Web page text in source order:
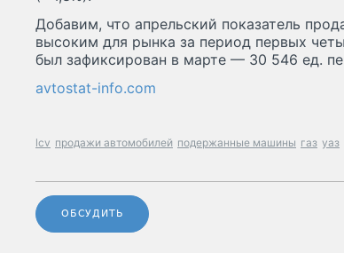
Добавим, что апрельский показатель
высоким для рынка за период первых
был зафиксирован в марте — 30 546 ед.
avtostat-info.com
lcv продажи автомобилей подержанные машины газ уаз
ОБСУДИТЬ